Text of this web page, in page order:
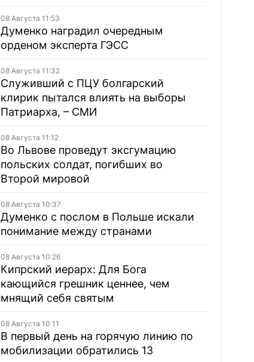
08 Августа 11:53
Думенко наградил очередным
орденом эксперта ГЭСС
08 Августа 11:32
Служивший с ПЦУ болгарский
клирик пытался влиять на выборы
Патриарха, – СМИ
08 Августа 11:12
Во Львове проведут эксгумацию
польских солдат, погибших во
Второй мировой
08 Августа 10:37
Думенко с послом в Польше искали
понимание между странами
08 Августа 10:26
Кипрский иерарх: Для Бога
кающийся грешник ценнее, чем
мнящий себя святым
08 Августа 10:11
В первый день на горячую линию по
мобилизации обратились 13